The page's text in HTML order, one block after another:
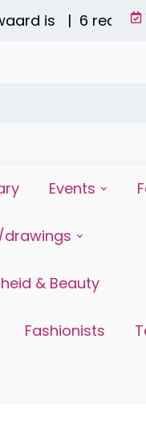
|6 redenen
Events
drawings
& Beauty
Fashionists